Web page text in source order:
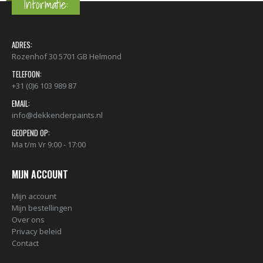
Informatie:
ADRES:
Rozenhof 30 5701 GB Helmond
TELEFOON:
+31 (0)6 103 989 87
EMAIL:
info@dekkenderpaints.nl
GEOPEND OP:
Ma t/m Vr 9:00 - 17:00
MIJN ACCOUNT
Mijn account
Mijn bestellingen
Over ons
Privacy beleid
Contact